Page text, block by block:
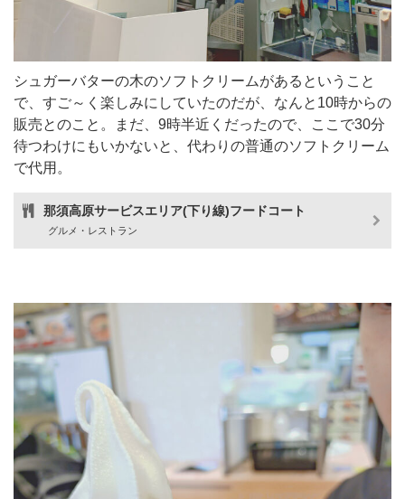
シュガーバターの木のソフトクリームがあるということ
で、すご～く楽しみにしていたのだが、なんと10時からの
販売とのこと。まだ、9時半近くだったので、ここで30分
待つわけにもいかないと、代わりの普通のソフトクリーム
で代用。
那須高原サービスエリア(下り線)フードコート
グルメ・レストラン